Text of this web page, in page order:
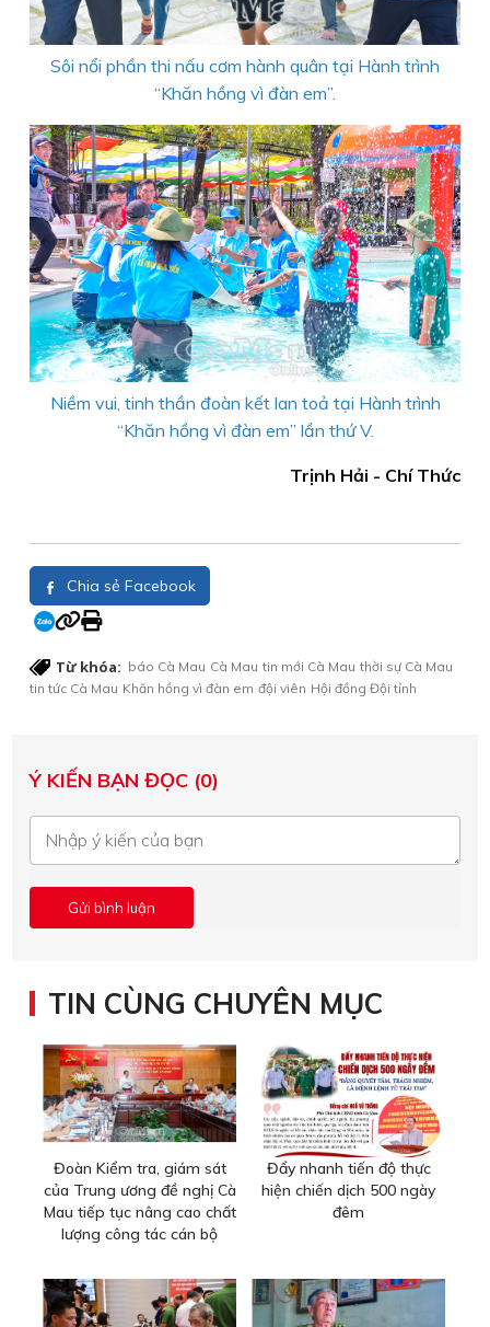
Sôi nổi phần thi nấu cơm hành quân tại Hành trình
“Khăn hồng vì đàn em”.
Niềm vui, tinh thần đoàn kết lan toả tại Hành trình
“Khăn hồng vì đàn em” lần thứ V.
Trịnh Hải - Chí Thức
Chia sẻ Facebook
Từ khóa: báo Cà Mau Cà Mau tin mới Cà Mau thời sự Cà Mau
tin tức Cà Mau Khăn hồng vì đàn em đội viên Hội đồng Đội tỉnh
Ý KIẾN BẠN ĐỌC (0)
TIN CÙNG CHUYÊN MỤC
Đoàn Kiểm tra, giám sát
của Trung ương đề nghị Cà
Mau tiếp tục nâng cao chất
lượng công tác cán bộ
Đẩy nhanh tiến độ thực
hiện chiến dịch 500 ngày
đêm